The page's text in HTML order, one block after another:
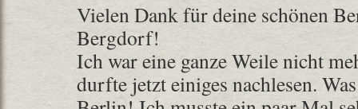
Vielen Dank für deine schönen
Bergdorf!
Ich war eine ganze Weile nicht
durfte jetzt einiges nachlesen.